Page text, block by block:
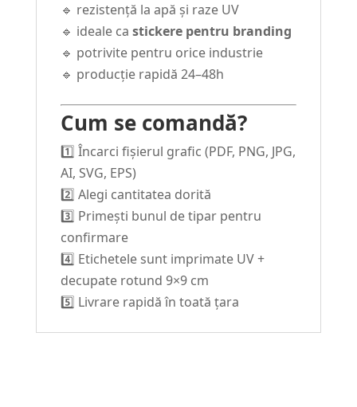
🔹 rezistență la apă și raze UV
🔹 ideale ca stickere pentru branding
🔹 potrivite pentru orice industrie
🔹 producție rapidă 24–48h
Cum se comandă?
1️⃣ Încarci fișierul grafic (PDF, PNG, JPG,
AI, SVG, EPS)
2️⃣ Alegi cantitatea dorită
3️⃣ Primești bunul de tipar pentru
confirmare
4️⃣ Etichetele sunt imprimate UV +
decupate rotund 9×9 cm
5️⃣ Livrare rapidă în toată țara